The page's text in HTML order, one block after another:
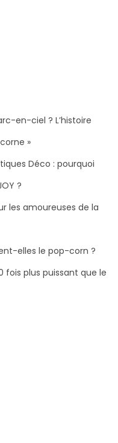
en-ciel ? L’histoire
»
Déco : pourquoi
?
les amoureuses de la
elles le pop-corn ?
fois plus puissant que le